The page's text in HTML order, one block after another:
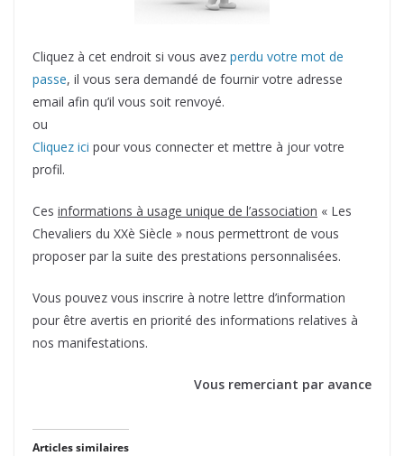
Cliquez à cet endroit si vous avez perdu votre mot de
passe, il vous sera demandé de fournir votre adresse
email afin qu’il vous soit renvoyé.
ou
Cliquez ici pour vous connecter et mettre à jour votre
profil.
Ces informations à usage unique de l’association « Les
Chevaliers du XXè Siècle » nous permettront de vous
proposer par la suite des prestations personnalisées.
Vous pouvez vous inscrire à notre lettre d’information
pour être avertis en priorité des informations relatives à
nos manifestations.
Vous remerciant par avance
Articles similaires